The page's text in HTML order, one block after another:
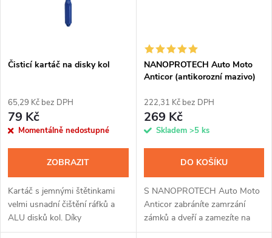
Čisticí kartáč na disky kol
65,29 Kč bez DPH
79 Kč
Momentálně nedostupné
ZOBRAZIT
Kartáč s jemnými štětinkami
velmi usnadní čištění ráfků a
ALU disků kol. Díky
jedinečnému tvaru lze snadno
NANOPROTECH Auto Moto
Anticor (antikorozní mazivo)
222,31 Kč bez DPH
269 Kč
Skladem >5 ks
DO KOŠÍKU
S NANOPROTECH Auto Moto
Anticor zabráníte zamrzání
zámků a dveří a zamezíte na
svém voze, čtyřkolce nebo